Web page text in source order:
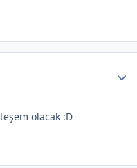
olacak :D